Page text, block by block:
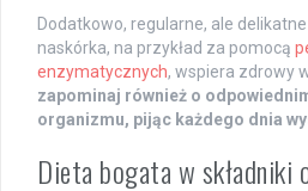
Dodatkowo, regularne, ale
naskórka, na przykład za pomocą
enzymatycznych, wspiera zdrowy
zapominaj również o
organizmu, pijąc każdego dnia
Dieta bogata w składniki